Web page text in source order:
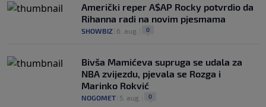
Američki reper A$AP Rocky potvrdio da
Rihanna radi na novim pjesmama
SHOWBIZ 6. aug. 0
Bivša Mamićeva supruga se udala za
NBA zvijezdu, pjevala se Rozga i
Marinko Rokvić
NOGOMET 5. aug. 0